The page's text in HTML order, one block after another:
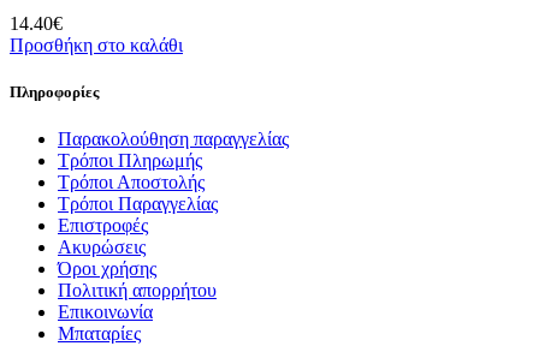
14.40€
Προσθήκη στο καλάθι
Πληροφορίες
Παρακολούθηση παραγγελίας
Τρόποι Πληρωμής
Τρόποι Αποστολής
Τρόποι Παραγγελίας
Επιστροφές
Ακυρώσεις
Όροι χρήσης
Πολιτική απορρήτου
Επικοινωνία
Μπαταρίες